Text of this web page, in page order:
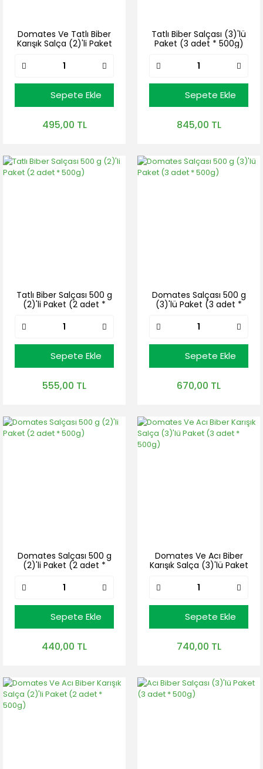
Domates Ve Tatlı Biber
Karışık Salça (2)'li Paket
Sepete Ekle
495,00 TL
Tatlı Biber Salçası (3)'lü
Paket (3 adet * 500g)
Sepete Ekle
845,00 TL
Tatlı Biber Salçası 500 g
(2)'li Paket (2 adet *
Sepete Ekle
555,00 TL
Domates Salçası 500 g
(3)'lü Paket (3 adet *
Sepete Ekle
670,00 TL
Domates Salçası 500 g
(2)'li Paket (2 adet *
Sepete Ekle
440,00 TL
Domates Ve Acı Biber
Karışık Salça (3)'lü Paket
Sepete Ekle
740,00 TL